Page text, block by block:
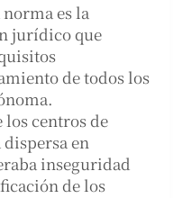
es la
jurídico que
de todos los
centros de
en
inseguridad
de los